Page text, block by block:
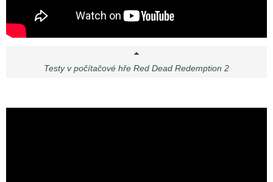
Testy v počítačové hře Red Dead Redemption 2